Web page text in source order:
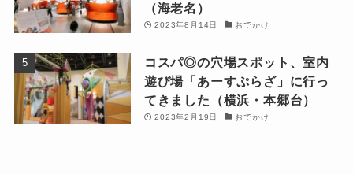
（海老名）
2023年8月14日 おでかけ
コスパ◎の穴場スポット、室内
遊び場「あーすぷらざ」に行っ
てきました（横浜・本郷台）
2023年2月19日 おでかけ